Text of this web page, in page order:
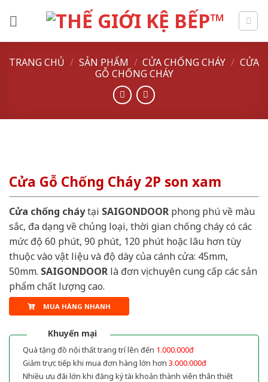
TRANG CHỦ / SẢN PHẨM / CỬA CHỐNG CHÁY / CỬA
GỖ CHỐNG CHÁY
Cửa Gỗ Chống Cháy 2P son xam
Cửa chống cháytại SAIGONDOOR phong phú về màu
sắc, đa dạng về chủng loại, thời gian chống cháy có các
mức độ 60 phút, 90 phút, 120 phút hoặc lâu hơn tùy
thuộc vào vật liệu và độ dày của cánh cửa: 45mm,
50mm. SAIGONDOOR là đơn vị chuyên cung cấp các sản
phẩm chất lượng cao.
MUA HÀNG NHANH
Khuyến mại
Quà tặng đồ nội thất trang trí lên đến 1.000.000đ
Giảm trực tiếp khi mua đơn hàng lớn hơn 3.000.000đ
Nhiều ưu đãi lớn khi đăng ký tài khoản thành viên thân thiết